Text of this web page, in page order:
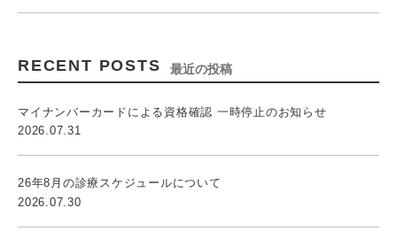
RECENT POSTS 最近の投稿
マイナンバーカードによる資格確認 一時停止のお知らせ
2026.07.31
26年8月の診療スケジュールについて
2026.07.30